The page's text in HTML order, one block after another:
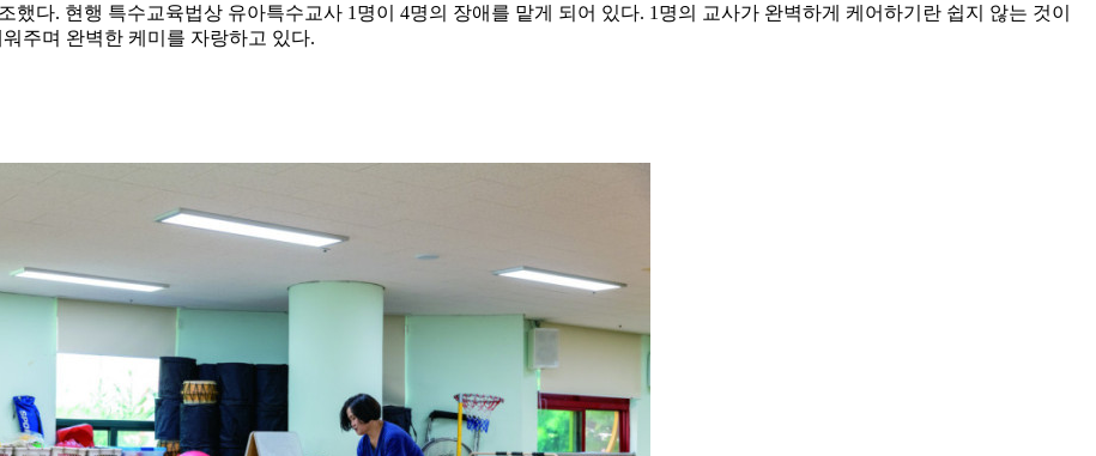
다. 현행 특수교육법상 유아특수교사 1명이 4명의 장애를 맡게 되어 있다. 1명의 교사가 완벽하게 케어하기란 쉽지 않는 것이
주며 완벽한 케미를 자랑하고 있다.